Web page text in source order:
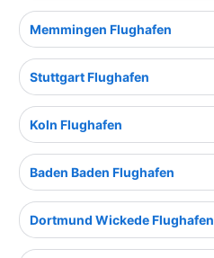
Memmingen Flughafen
Stuttgart Flughafen
Koln Flughafen
Baden Baden Flughafen
Dortmund Wickede Flughafen